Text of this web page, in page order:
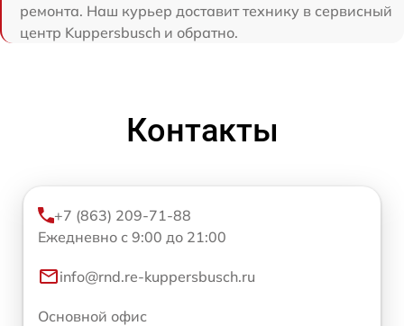
ремонта. Наш курьер доставит технику в сервисный
центр Kuppersbusch и обратно.
Контакты
+7 (863) 209-71-88
Ежедневно с 9:00 до 21:00
info@rnd.re-kuppersbusch.ru
Основной офис